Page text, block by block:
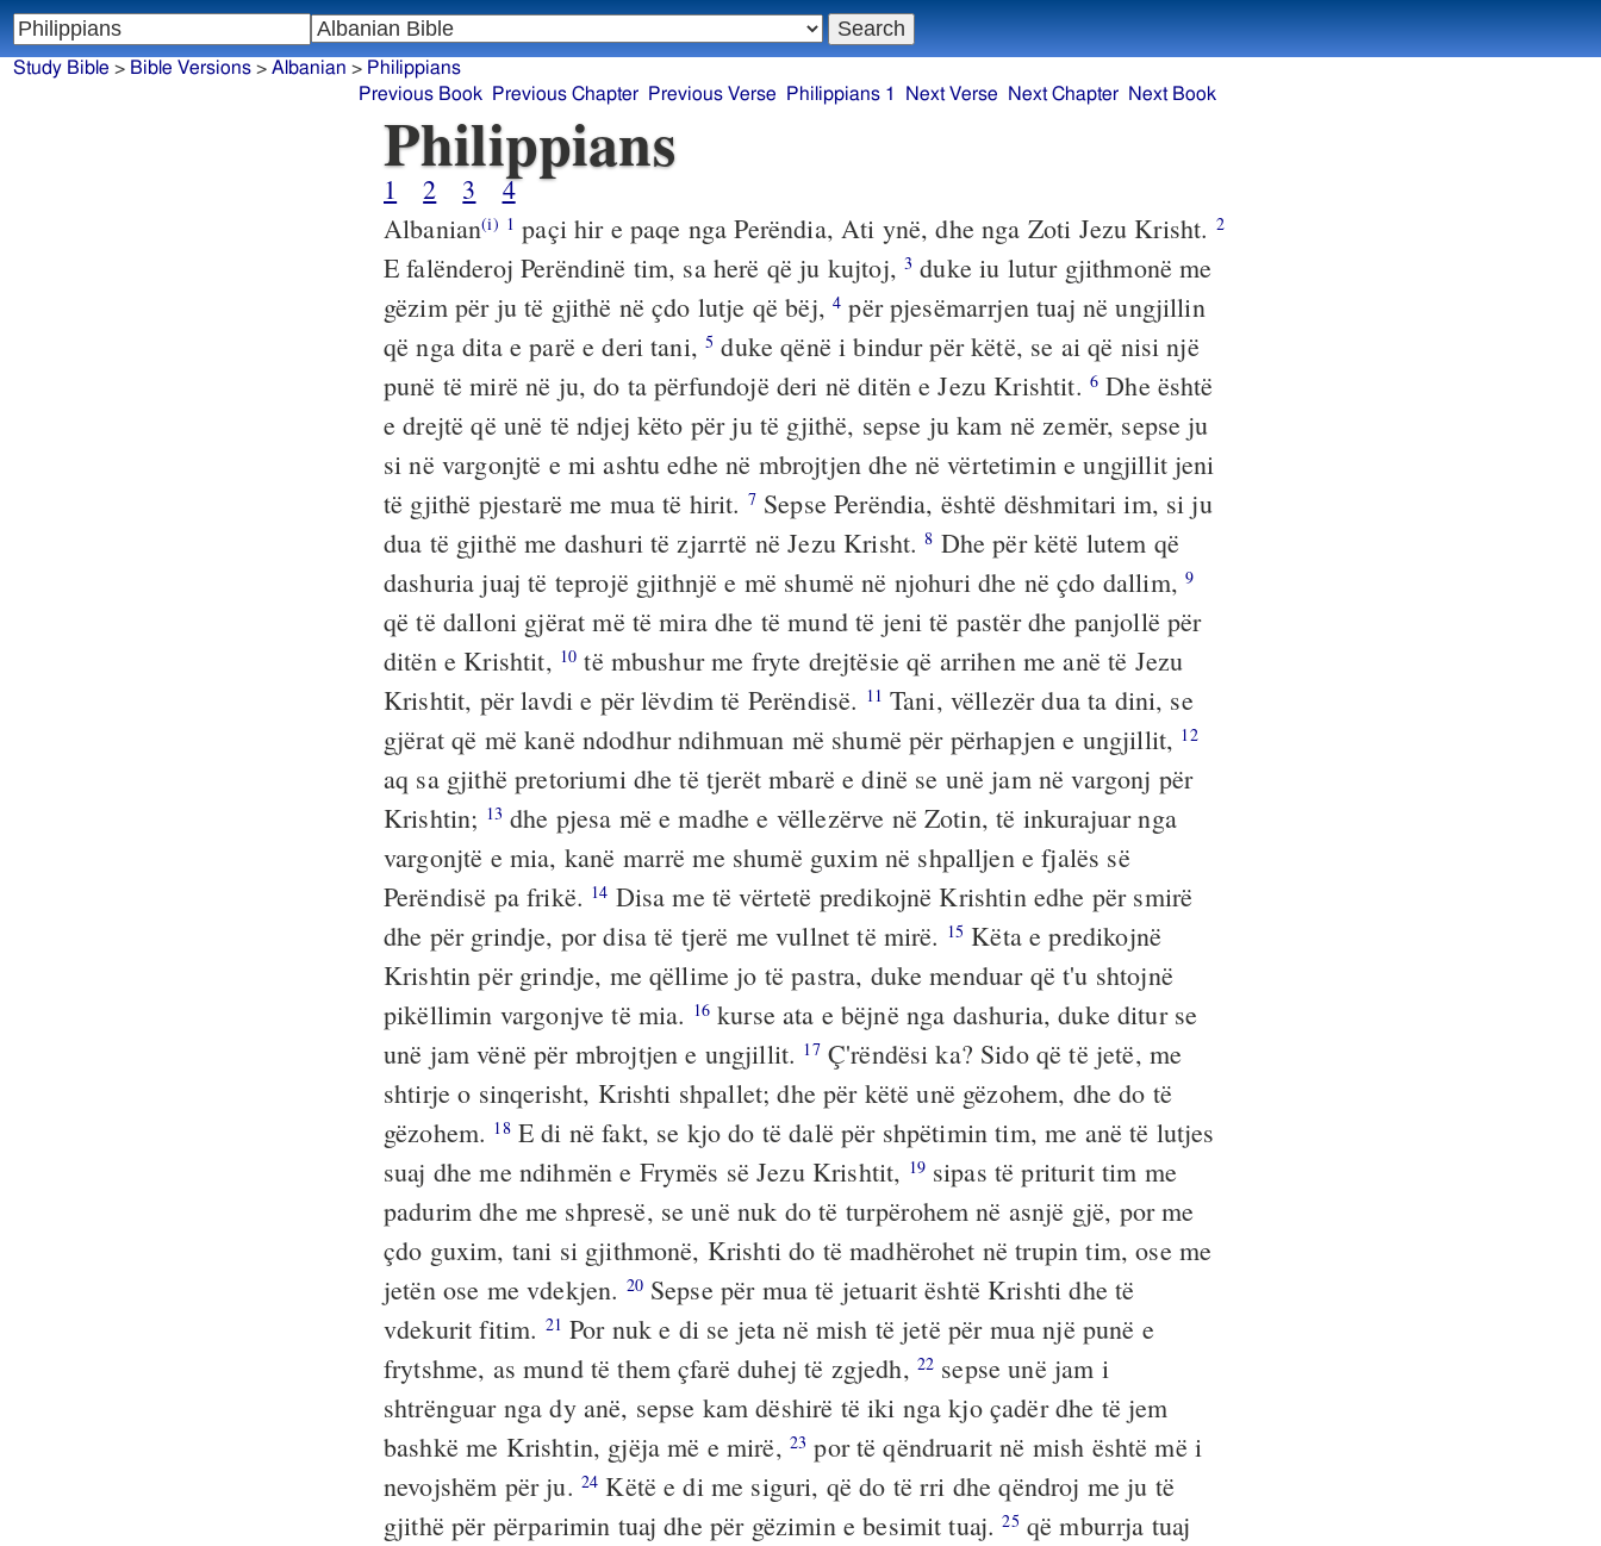
Study Bible > Bible Versions> Albanian > Philippians
Previous Book
Previous Chapter Previous Verse Philippians 1 Next Verse Next Chapter Next Book
Philippians
1 2 3
4
Albanian(i) 1 paçi hir e paqe nga Perëndia, Ati ynë, dhe nga Zoti Jezu Krisht. 2
E falënderoj Perëndinë tim, sa herë që ju kujtoj, 3 duke iu lutur gjithmonë me
gëzim për ju të gjithë në çdo lutje që bëj,4 për pjesëmarrjen tuaj në ungjillin
që nga dita e parë e deri tani,5 duke qënë i bindur për këtë, se ai që nisi një
punë të mirë në ju, do ta përfundojë deri në ditën e Jezu Krishtit. 6 Dhe është
e drejtë që unë të ndjej këto për ju të gjithë, sepse ju kam në zemër, sepse ju
si në vargonjtë e mi ashtu edhe në mbrojtjen dhe në vërtetimin e ungjillit jeni
të gjithë pjestarë me mua të hirit. 7Sepse Perëndia, është dëshmitari im, si ju
dua të gjithë me dashuri të zjarrtë në Jezu Krisht.8 Dhe për këtë lutem që
dashuria juaj të teprojë gjithnjë e më shumë në njohuri dhe në çdo dallim, 9
që të dalloni gjërat më të mira dhe të mund të jeni të pastër dhe panjollë për
ditën e Krishtit, 10 të mbushur me fryte drejtësie që arrihen me anë të Jezu
Krishtit, për lavdi e për lëvdim të Perëndisë. 11 Tani, vëllezër dua ta dini, se
gjërat që më kanë ndodhur ndihmuan më shumë për përhapjen e ungjillit, 12
aq sa gjithë pretoriumi dhe të tjerët mbarë e dinë se unë jam në vargonj për
Krishtin; 13 dhe pjesa më e madhe e vëllezërve në Zotin, të inkurajuar nga
vargonjtë e mia, kanë marrë me shumë guxim në shpalljen e fjalës së
Perëndisë pa frikë. 14 Disa me të vërtetë predikojnë Krishtin edhe për smirë
dhe për grindje, por disa të tjerë me vullnet të mirë. 15 Këta e predikojnë
Krishtin për grindje, me qëllime jo të pastra, duke menduar që t'u shtojnë
pikëllimin vargonjve të mia. 16kurse ata e bëjnë nga dashuria, duke ditur se
unë jam vënë për mbrojtjen e ungjillit. 17Ç'rëndësi ka? Sido që të jetë, me
shtirje o sinqerisht, Krishti shpallet; dhe për këtë unë gëzohem, dhe do të
gëzohem. 18E di në fakt, se kjo do të dalë për shpëtimin tim, me anë të lutjes
suaj dhe me ndihmën e Frymës së Jezu Krishtit, 19sipas të priturit tim me
padurim dhe me shpresë, se unë nuk do të turpërohem në asnjë gjë, por me
çdo guxim, tani si gjithmonë, Krishti do të madhërohet në trupin tim, ose me
jetën ose me vdekjen. 20Sepse për mua të jetuarit është Krishti dhe të
vdekurit fitim. 21 Por nuk e di se jeta në mish të jetë për mua një punë e
frytshme, as mund të them çfarë duhej të zgjedh, 22 sepse unë jam i
shtrënguar nga dy anë, sepse kam dëshirë të iki nga kjo çadër dhe të jem
bashkë me Krishtin, gjëja më e mirë, 23 por të qëndruarit në mish është më i
nevojshëm për ju. 24 Këtë e di me siguri, që do të rri dhe qëndroj me ju të
gjithë për përparimin tuaj dhe për gëzimin e besimit tuaj.25 që mburrja tuaj